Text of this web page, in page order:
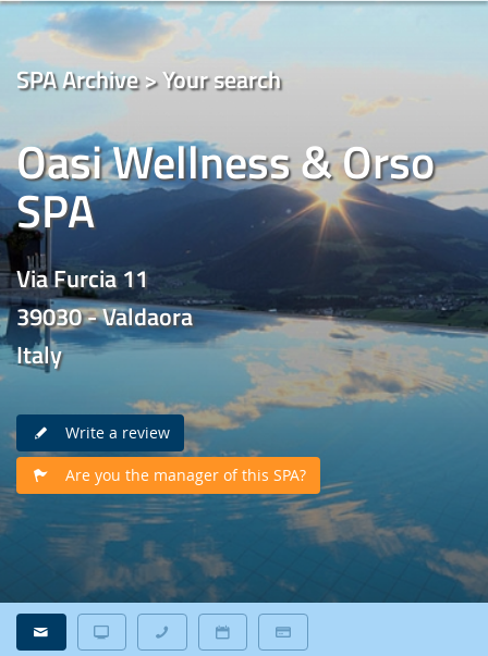
SPA Archive > Your search
Oasi Wellness & Orso
SPA
Via Furcia 11
39030 - Valdaora
Italy
Write a review
Are you the manager of this SPA?